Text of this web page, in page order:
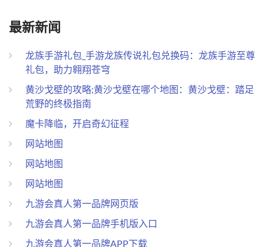
最新新闻
龙族手游礼包_手游龙族传说礼包兑换码：龙族手游至尊
礼包，助力翱翔苍穹
黄沙戈壁的攻略;黄沙戈壁在哪个地图：黄沙戈壁：踏足
荒野的终极指南
魔卡降临，开启奇幻征程
网站地图
网站地图
网站地图
九游会真人第一品牌网页版
九游会真人第一品牌手机版入口
九游会真人第一品牌APP下载